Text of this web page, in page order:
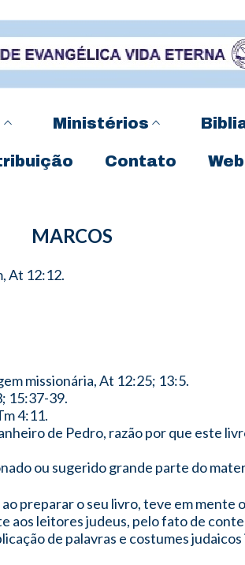
Ministérios
Contato
MARCOS
At 12:12.
missionária, At 12:25; 13:5.
15:37-39.
4:11.
de Pedro, razão por que este
ou sugerido grande parte do
preparar o seu livro, teve em mente
aos leitores judeus, pelo fato de
de palavras e costumes